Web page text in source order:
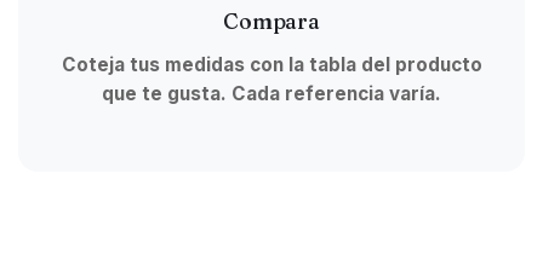
Compara
Coteja tus medidas con la tabla del producto
que te gusta. Cada referencia varía.